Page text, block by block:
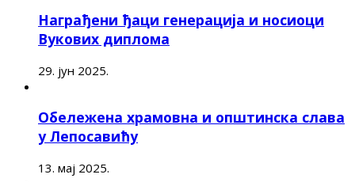
Награђени ђаци генерација и носиоци
Вукових диплома
29. јун 2025.
Обележена храмовна и општинска слава
у Лепосавићу
13. мај 2025.